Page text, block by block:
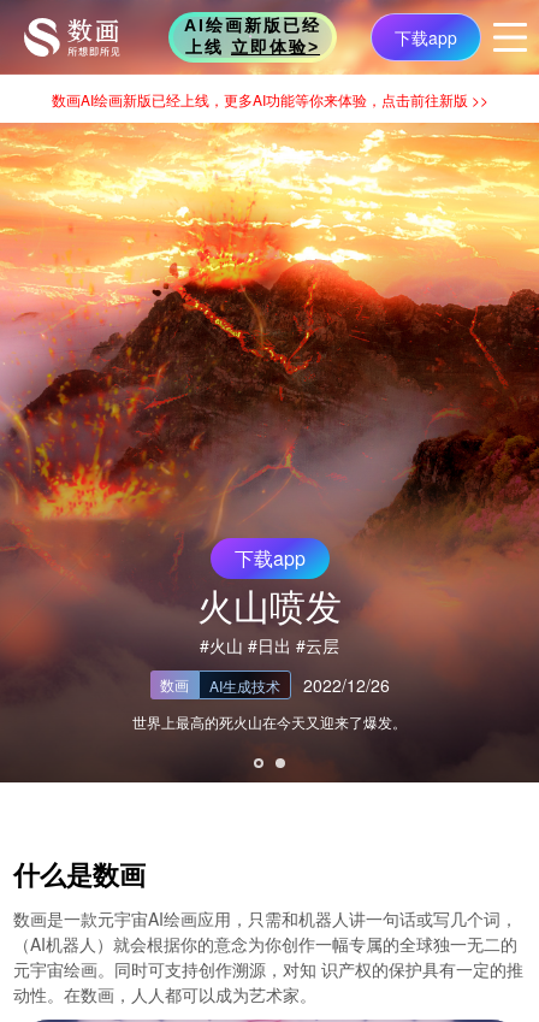
下载app
火山喷发
#火山 #日出 #云层
数画 AI生成技术 2022/12/26
世界上最高的死火山在今天又迎来了爆发。
什么是数画
数画是一款元宇宙AI绘画应用，只需和机器人讲一句话或写几个词，
（AI机器人）就会根据你的意念为你创作一幅专属的全球独一无二的
元宇宙绘画。同时可支持创作溯源，对知 识产权的保护具有一定的推
动性。在数画，人人都可以成为艺术家。